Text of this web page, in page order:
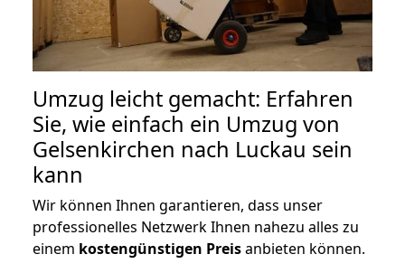
Umzug leicht gemacht: Erfahren
Sie, wie einfach ein Umzug von
Gelsenkirchen nach Luckau sein
kann
Wir können Ihnen garantieren, dass unser
professionelles Netzwerk Ihnen nahezu alles zu
einem kostengünstigen Preisanbieten können.